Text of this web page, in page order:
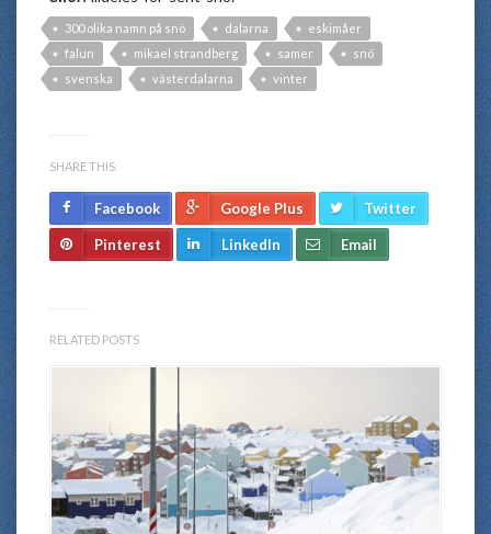
300 olika namn på snö dalarna
eskimåer
falun
mikael strandberg samer
snö
svenska
västerdalarna vinter
SHARE THIS:
Facebook Google Plus Twitter
Pinterest LinkedIn Email
RELATED POSTS